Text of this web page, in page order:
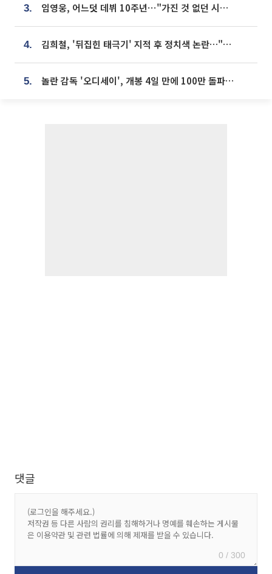
3. 임영웅, 어느덧 데뷔 10주년⋯"가진 것 없던 시절, 내 앞엔 20명의 팬뿐"
4. 김희철, '뒤집힌 태극기' 지적 후 정치색 논란…"좌우 떠나 우리나라 국기"
5. 놀란 감독 '오디세이', 개봉 4일 만에 100만 돌파⋯'왕사남' 보다 빠르다
댓글
0 / 300